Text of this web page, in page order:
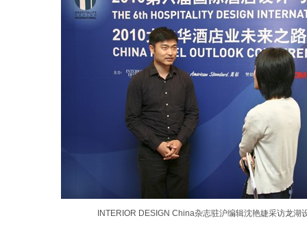
INTERIOR DESIGN China杂志驻沪编辑沈艳婕采访龙湖